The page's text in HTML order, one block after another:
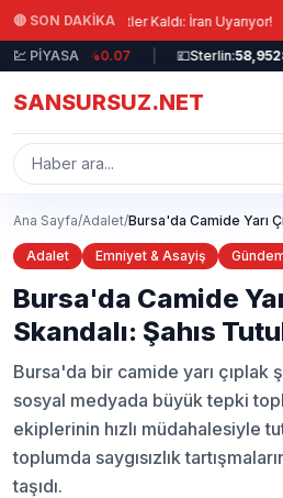
Ana içeriğe atla
🔴 SON DAKİKA
Saatler Kaldı: İran Uyarıyor! |
💹 PİYASA
▼ %0.07 | Sterlin:58,9528▼
SANSURSUZ.NET
Ana Sayfa/Adalet/
Adalet Emniyet & Asayiş
Bursa'da Camide
Skandalı: Şahıs
Bursa'da bir camide yarı
sosyal medyada büyük tepki
ekiplerinin hızlı müdahalesiyle
toplumda saygısızlık
taşıdı.